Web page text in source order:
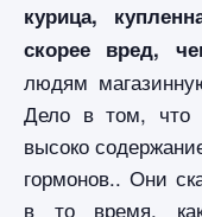
курица,
скорее вред,
людям
Дело в том, что
высоко
гормонов.. Они
в то время,